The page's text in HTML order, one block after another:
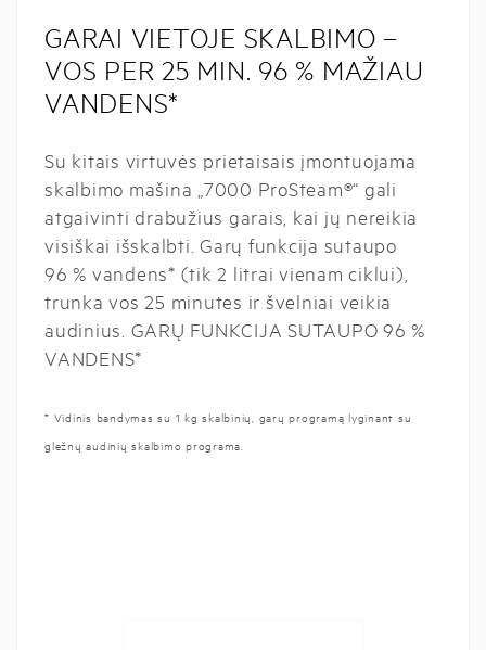
GARAI VIETOJE SKALBIMO –
VOS PER 25 MIN. 96 % MAŽIAU
VANDENS*
Su kitais virtuvės prietaisais įmontuojama
skalbimo mašina „7000 ProSteam®“ gali
atgaivinti drabužius garais, kai jų nereikia
visiškai išskalbti. Garų funkcija sutaupo
96 % vandens* (tik 2 litrai vienam ciklui),
trunka vos 25 minutes ir švelniai veikia
audinius. GARŲ FUNKCIJA SUTAUPO 96 %
VANDENS*
* Vidinis bandymas su 1 kg skalbinių, garų programą lyginant su
gležnų audinių skalbimo programa.